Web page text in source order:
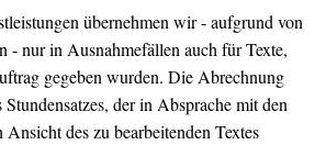
übernehmen wir - aufgrund von
- nur in Ausnahmefällen auch für Texte,
gegeben wurden. Die Abrechnung
der in Absprache mit den
des zu bearbeitenden Textes